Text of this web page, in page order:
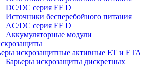
DC/DC серия EF D
Источники бесперебойного питания
AC/DC серия EF D
Аккумуляторные модули
искрозащитные активные ET и ETA
Барьеры искрозащиты дискретных